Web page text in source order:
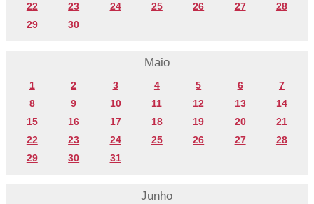
22
23 24 25 26 27
28
29
30
Maio
1 2 3 4 5 6
7
8
9 10 11 12 13
14
15
16 17 18 19 20
21
22
23 24 25 26 27
28
29
30 31
Junho